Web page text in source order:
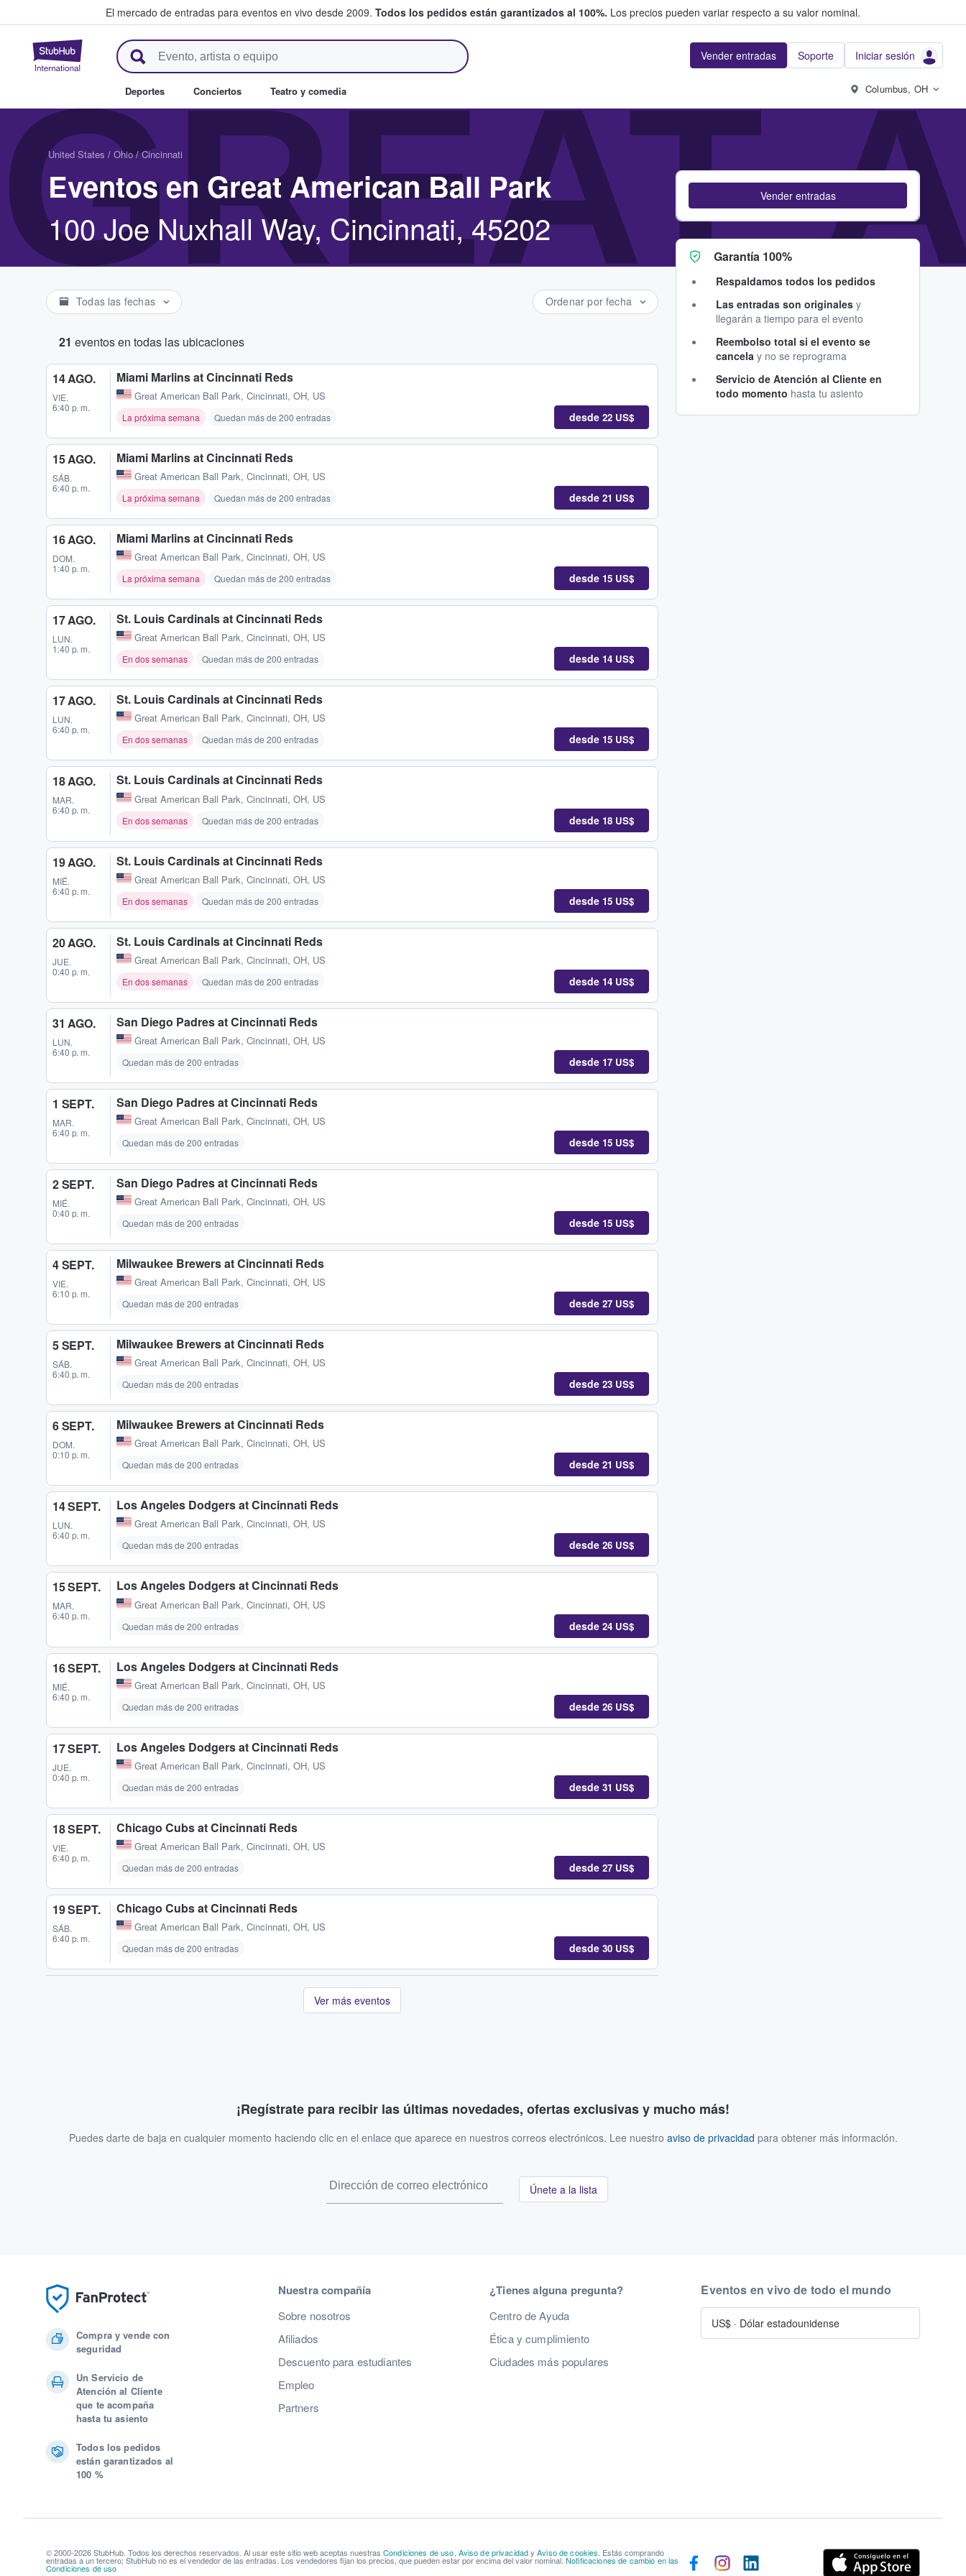
El mercado de entradas para eventos en vivo desde 2009. Todos los pedidos están garantizados al 100%. Los precios pueden variar respecto a su valor nominal.
StubHub: compra y venta de entradas entre fans Vender entradas Soporte Iniciar sesión
Deportes Conciertos Teatro y comedia Columbus, OH
GREAT
United States / Ohio / Cincinnati
Eventos en Great American Ball Park
100 Joe Nuxhall Way, Cincinnati, 45202
Todas las fechas Ordenar por fecha
21 eventos en todas las ubicaciones
14 AGO.
VIE.
6:40 p. m.
Miami Marlins at Cincinnati Reds
Great American Ball Park, Cincinnati, OH, US
La próxima semana Quedan más de 200 entradas desde 22 US$
15 AGO.
SÁB.
6:40 p. m.
Miami Marlins at Cincinnati Reds
Great American Ball Park, Cincinnati, OH, US
La próxima semana Quedan más de 200 entradas desde 21 US$
16 AGO.
DOM.
1:40 p. m.
Miami Marlins at Cincinnati Reds
Great American Ball Park, Cincinnati, OH, US
La próxima semana Quedan más de 200 entradas desde 15 US$
17 AGO.
LUN.
1:40 p. m.
St. Louis Cardinals at Cincinnati Reds
Great American Ball Park, Cincinnati, OH, US
En dos semanas Quedan más de 200 entradas desde 14 US$
17 AGO.
LUN.
6:40 p. m.
St. Louis Cardinals at Cincinnati Reds
Great American Ball Park, Cincinnati, OH, US
En dos semanas Quedan más de 200 entradas desde 15 US$
18 AGO.
MAR.
6:40 p. m.
St. Louis Cardinals at Cincinnati Reds
Great American Ball Park, Cincinnati, OH, US
En dos semanas Quedan más de 200 entradas desde 18 US$
19 AGO.
MIÉ.
6:40 p. m.
St. Louis Cardinals at Cincinnati Reds
Great American Ball Park, Cincinnati, OH, US
En dos semanas Quedan más de 200 entradas desde 15 US$
20 AGO.
JUE.
0:40 p. m.
St. Louis Cardinals at Cincinnati Reds
Great American Ball Park, Cincinnati, OH, US
En dos semanas Quedan más de 200 entradas desde 14 US$
31 AGO.
LUN.
6:40 p. m.
San Diego Padres at Cincinnati Reds
Great American Ball Park, Cincinnati, OH, US
Quedan más de 200 entradas desde 17 US$
1 SEPT.
MAR.
6:40 p. m.
San Diego Padres at Cincinnati Reds
Great American Ball Park, Cincinnati, OH, US
Quedan más de 200 entradas desde 15 US$
2 SEPT.
MIÉ.
0:40 p. m.
San Diego Padres at Cincinnati Reds
Great American Ball Park, Cincinnati, OH, US
Quedan más de 200 entradas desde 15 US$
4 SEPT.
VIE.
6:10 p. m.
Milwaukee Brewers at Cincinnati Reds
Great American Ball Park, Cincinnati, OH, US
Quedan más de 200 entradas desde 27 US$
5 SEPT.
SÁB.
6:40 p. m.
Milwaukee Brewers at Cincinnati Reds
Great American Ball Park, Cincinnati, OH, US
Quedan más de 200 entradas desde 23 US$
6 SEPT.
DOM.
0:10 p. m.
Milwaukee Brewers at Cincinnati Reds
Great American Ball Park, Cincinnati, OH, US
Quedan más de 200 entradas desde 21 US$
14 SEPT.
LUN.
6:40 p. m.
Los Angeles Dodgers at Cincinnati Reds
Great American Ball Park, Cincinnati, OH, US
Quedan más de 200 entradas desde 26 US$
15 SEPT.
MAR.
6:40 p. m.
Los Angeles Dodgers at Cincinnati Reds
Great American Ball Park, Cincinnati, OH, US
Quedan más de 200 entradas desde 24 US$
16 SEPT.
MIÉ.
6:40 p. m.
Los Angeles Dodgers at Cincinnati Reds
Great American Ball Park, Cincinnati, OH, US
Quedan más de 200 entradas desde 26 US$
17 SEPT.
JUE.
0:40 p. m.
Los Angeles Dodgers at Cincinnati Reds
Great American Ball Park, Cincinnati, OH, US
Quedan más de 200 entradas desde 31 US$
18 SEPT.
VIE.
6:40 p. m.
Chicago Cubs at Cincinnati Reds
Great American Ball Park, Cincinnati, OH, US
Quedan más de 200 entradas desde 27 US$
19 SEPT.
SÁB.
6:40 p. m.
Chicago Cubs at Cincinnati Reds
Great American Ball Park, Cincinnati, OH, US
Quedan más de 200 entradas desde 30 US$
Ver más eventos
Vender entradas
Garantía 100%
Respaldamos todos los pedidos
Las entradas son originales y
llegarán a tiempo para el evento
Reembolso total si el evento se
cancela y no se reprograma
Servicio de Atención al Cliente en
todo momento hasta tu asiento
¡Regístrate para recibir las últimas novedades, ofertas exclusivas y mucho más!
Puedes darte de baja en cualquier momento haciendo clic en el enlace que aparece en nuestros correos electrónicos. Lee nuestro aviso de privacidad para obtener más información.
Únete a la lista
Compra y vende con
seguridad
Un Servicio de
Atención al Cliente
que te acompaña
hasta tu asiento
Todos los pedidos
están garantizados al
100 %
Nuestra compañía
Sobre nosotros
Afiliados
Descuento para estudiantes
Empleo
Partners
¿Tienes alguna pregunta?
Centro de Ayuda
Ética y cumplimiento
Ciudades más populares
Eventos en vivo de todo el mundo
US$ · Dólar estadounidense
© 2000-2026 StubHub. Todos los derechos reservados. Al usar este sitio web aceptas nuestras Condiciones de uso Aviso de privacidadyAviso de cookies . Estás comprando
entradas a un tercero; StubHub no es el vendedor de las entradas. Los vendedores fijan los precios, que pueden estar por encima del valor nominal. Notificaciones de cambio en las
Condiciones de uso